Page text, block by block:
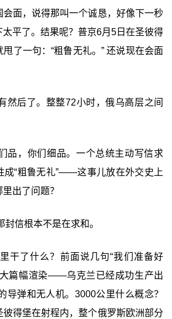
面，说得那叫一个诚恳，好像下一秒
平了。结果呢？普京6月5日在圣彼得
了一句：‍“粗鲁无礼。”‍ 还说现在会面
然后了。整整72小时，俄乌高层之间
品，你们细品。一个总统主动写信求
成“粗鲁无礼”——这事儿放在外交史上
出了问题？
封信根本不是在求和。
干了什么？前面说几句“我们准备好
大篇幅渲染——乌克兰已经成功生产出
导弹和无人机。3000公里什么概念？
彼得堡在射程内，整个俄罗斯欧洲部分